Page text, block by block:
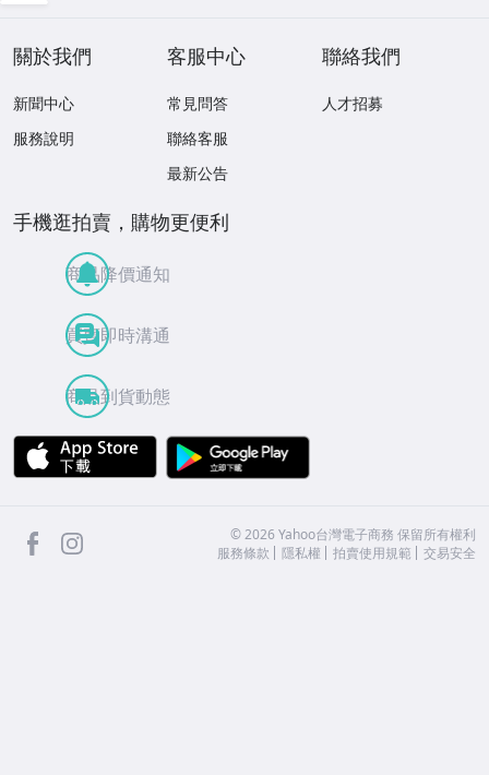
關於我們
新聞中心
服務說明
客服中心
常見問答
聯絡客服
最新公告
聯絡我們
人才招募
手機逛拍賣，購物更便利
商品降價通知
買賣即時溝通
商品到貨動態
APP Store
facebook ©2026 Yahoo台灣電子商務 保留所有權利
服務條款
隱私權 拍賣使用規範 交易安全